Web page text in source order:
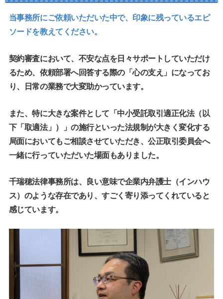
当事務所にご依頼いただいた中で、印象に残っているエピ
ソードを教えてください。
契約審査において、不安な点を日々サポートしていただけ
るため、依頼部署へ回答する際の「心の支え」になってお
り、日常の業務で大変助かっています。
また、特に大きな案件として「中小受託取引適正化法（以
下「取適法」）」の施行といった法規制が大きく変化する
局面においてもご相談させていただき、公正取引委員会へ
一緒に行っていただいた場面もありました。
千瑞穂法律事務所は、良い意味で企業内弁護士（インハウ
ス）のような存在であり、すごく寄り添ってくれていると
感じています。